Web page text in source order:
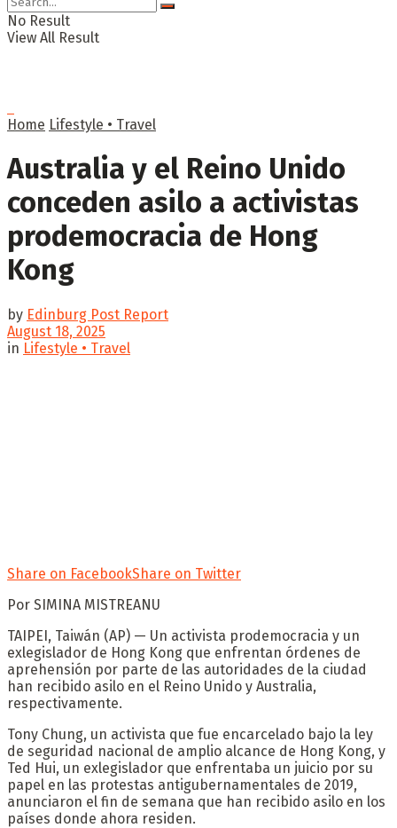
No Result
View All Result
Home Lifestyle • Travel
Australia y el Reino Unido
conceden asilo a activistas
prodemocracia de Hong
Kong
by Edinburg Post Report
August 18, 2025
in Lifestyle • Travel
Share on FacebookShare on Twitter
Por SIMINA MISTREANU
TAIPEI, Taiwán (AP) — Un activista prodemocracia y un
exlegislador de Hong Kong que enfrentan órdenes de
aprehensión por parte de las autoridades de la ciudad
han recibido asilo en el Reino Unido y Australia,
respectivamente.
Tony Chung, un activista que fue encarcelado bajo la ley
de seguridad nacional de amplio alcance de Hong Kong, y
Ted Hui, un exlegislador que enfrentaba un juicio por su
papel en las protestas antigubernamentales de 2019,
anunciaron el fin de semana que han recibido asilo en los
países donde ahora residen.